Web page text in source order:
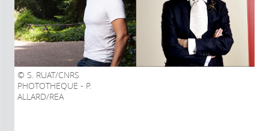
S. RUAT/CNRS
PHOTOTHEQUE - P.
ALLARD/REA